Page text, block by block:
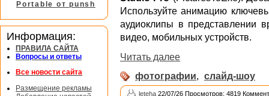
Используйте анимацию
аудиоклипы в
видео, мобильных устройств.
Читать далее
фотографии, слайд-шоу
leteha 22/07/26 Просмотров: 4819
Portable от punsh
Информация:
ПРАВИЛА САЙТА
Вопросы и ответы
Все новости сайта
Размещение рекламы